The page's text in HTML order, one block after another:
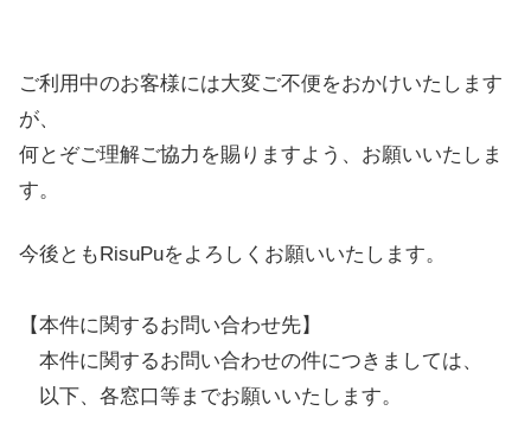
ご利用中のお客様には大変ご不便をおかけいたします
が、
何とぞご理解ご協力を賜りますよう、お願いいたしま
す。
今後ともRisuPuをよろしくお願いいたします。
【本件に関するお問い合わせ先】
本件に関するお問い合わせの件につきましては、
以下、各窓口等までお願いいたします。